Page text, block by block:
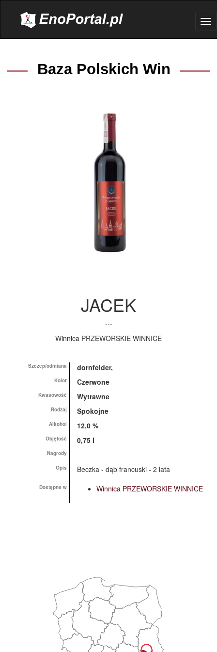
Baza Polskich Win
JACEK
---
Winnica PRZEWORSKIE WINNICE
Szczep/odmiana dornfelder,
Kolor Czerwone
Kwasowość Wytrawne
Rodzaj Spokojne
Alkohol 12,0 %
Objętość 0,75 l
Nagrody
Opis Beczka - dąb francuski - 2 lata
Dostępne w Winnica PRZEWORSKIE WINNICE